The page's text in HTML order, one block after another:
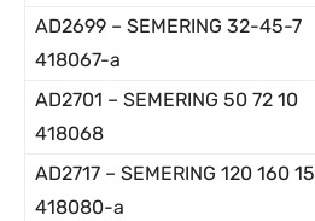
AD2699 – SEMERING 32-45-7
418067-a
AD2701 – SEMERING 50 72 10
418068
AD2717 – SEMERING 120 160 15
418080-a